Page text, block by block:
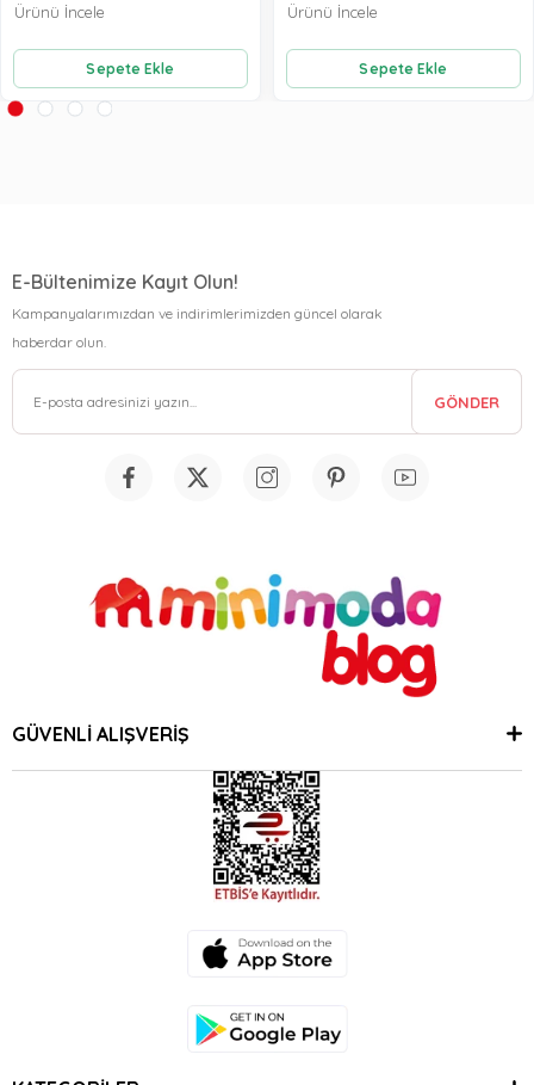
Sepete Ekle
Ürünü İncele
Sepete Ekle
Ürünü İncele
E-Bültenimize Kayıt Olun!
Kampanyalarımızdan ve indirimlerimizden güncel olarak
haberdar olun.
GÖNDER
GÜVENLİ ALIŞVERİŞ